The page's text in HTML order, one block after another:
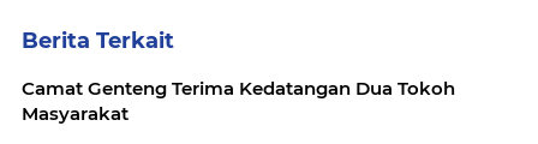
Berita Terkait
Camat Genteng Terima Kedatangan Dua Tokoh
Masyarakat